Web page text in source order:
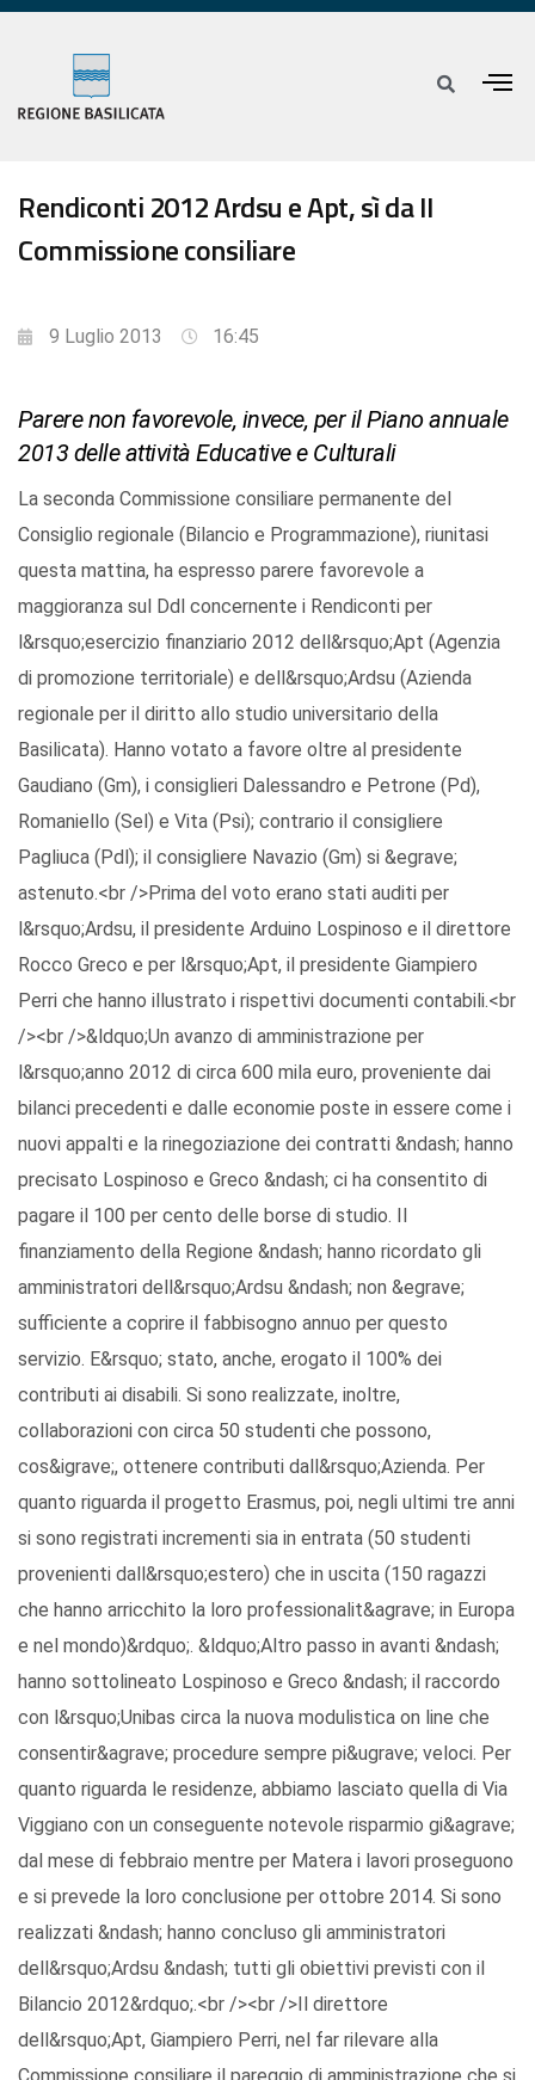
Rendiconti 2012 Ardsu e Apt, sì da II
Commissione consiliare
9 Luglio 2013 16:45
Parere non favorevole, invece, per il Piano annuale
2013 delle attività Educative e Culturali
La seconda Commissione consiliare permanente del
Consiglio regionale (Bilancio e Programmazione), riunitasi
questa mattina, ha espresso parere favorevole a
maggioranza sul Ddl concernente i Rendiconti per
l&rsquo;esercizio finanziario 2012 dell&rsquo;Apt (Agenzia
di promozione territoriale) e dell&rsquo;Ardsu (Azienda
regionale per il diritto allo studio universitario della
Basilicata). Hanno votato a favore oltre al presidente
Gaudiano (Gm), i consiglieri Dalessandro e Petrone (Pd),
Romaniello (Sel) e Vita (Psi); contrario il consigliere
Pagliuca (Pdl); il consigliere Navazio (Gm) si &egrave;
astenuto.<br />Prima del voto erano stati auditi per
l&rsquo;Ardsu, il presidente Arduino Lospinoso e il direttore
Rocco Greco e per l&rsquo;Apt, il presidente Giampiero
Perri che hanno illustrato i rispettivi documenti contabili.<br
/><br />&ldquo;Un avanzo di amministrazione per
l&rsquo;anno 2012 di circa 600 mila euro, proveniente dai
bilanci precedenti e dalle economie poste in essere come i
nuovi appalti e la rinegoziazione dei contratti &ndash; hanno
precisato Lospinoso e Greco &ndash; ci ha consentito di
pagare il 100 per cento delle borse di studio. Il
finanziamento della Regione &ndash; hanno ricordato gli
amministratori dell&rsquo;Ardsu &ndash; non &egrave;
sufficiente a coprire il fabbisogno annuo per questo
servizio. E&rsquo; stato, anche, erogato il 100% dei
contributi ai disabili. Si sono realizzate, inoltre,
collaborazioni con circa 50 studenti che possono,
cos&igrave;, ottenere contributi dall&rsquo;Azienda. Per
quanto riguarda il progetto Erasmus, poi, negli ultimi tre anni
si sono registrati incrementi sia in entrata (50 studenti
provenienti dall&rsquo;estero) che in uscita (150 ragazzi
che hanno arricchito la loro professionalit&agrave; in Europa
e nel mondo)&rdquo;. &ldquo;Altro passo in avanti &ndash;
hanno sottolineato Lospinoso e Greco &ndash; il raccordo
con l&rsquo;Unibas circa la nuova modulistica on line che
consentir&agrave; procedure sempre pi&ugrave; veloci. Per
quanto riguarda le residenze, abbiamo lasciato quella di Via
Viggiano con un conseguente notevole risparmio gi&agrave;
dal mese di febbraio mentre per Matera i lavori proseguono
e si prevede la loro conclusione per ottobre 2014. Si sono
realizzati &ndash; hanno concluso gli amministratori
dell&rsquo;Ardsu &ndash; tutti gli obiettivi previsti con il
Bilancio 2012&rdquo;.<br /><br />Il direttore
dell&rsquo;Apt, Giampiero Perri, nel far rilevare alla